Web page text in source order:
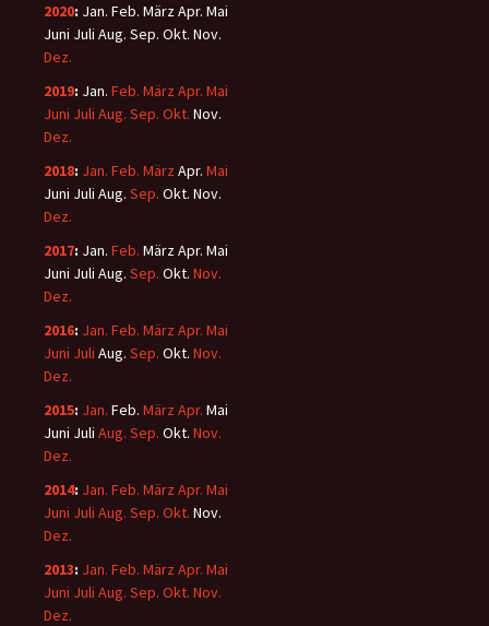
2020: Jan. Feb. MärzApr. Mai
Juni Juli Aug. Sep. Okt. Nov.
Dez.
2019: Jan. Feb. März Apr. Mai
Juni Juli Aug. Sep. Okt. Nov.
Dez.
2018: Jan. Feb. März Apr. Mai
Juni Juli Aug. Sep. Okt. Nov.
Dez.
2017: Jan. Feb. MärzApr. Mai
Juni Juli Aug. Sep. Okt. Nov.
Dez.
2016: Jan. Feb. März Apr. Mai
Juni Juli Aug. Sep. Okt. Nov.
Dez.
2015: Jan. Feb. März Apr. Mai
Juni Juli Aug. Sep. Okt. Nov.
Dez.
2014: Jan. Feb. März Apr. Mai
Juni Juli Aug. Sep. Okt. Nov.
Dez.
2013: Jan. Feb. März Apr. Mai
Juni Juli Aug. Sep. Okt. Nov.
Dez.